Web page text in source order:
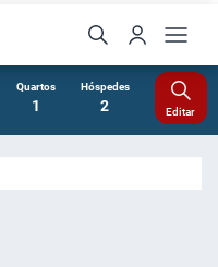
Quartos
1
Hóspedes
2 Editar